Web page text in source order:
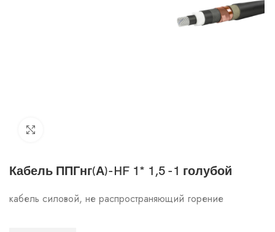
Кабель ППГнг(А)-HF 1* 1,5 -1 голубой
кабель силовой, не распространяющий горение